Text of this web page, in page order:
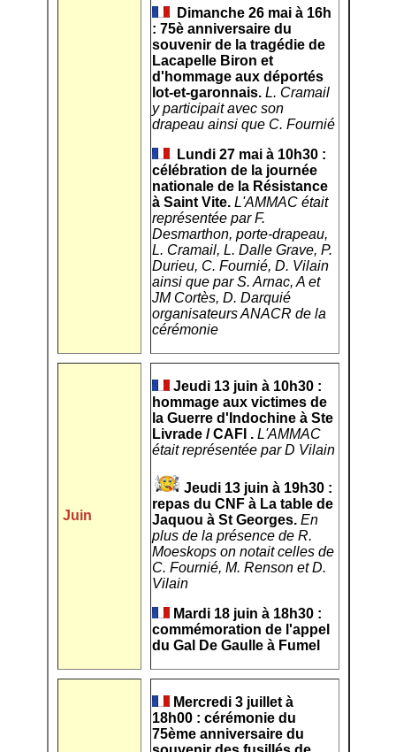
Dimanche 26 mai à 16h
: 75è anniversaire du
souvenir de la tragédie de
Lacapelle Biron et
d'hommage aux déportés
lot-et-garonnais.L. Cramail
y participait avec son
drapeau ainsi que C. Fournié
Lundi 27 mai à 10h30 :
célébration de la journée
nationale de la Résistance
à Saint Vite. L'AMMAC était
représentée par F.
Desmarthon, porte-drapeau,
L. Cramail, L. Dalle Grave, P.
Durieu, C. Fournié, D. Vilain
ainsi que par S. Arnac, A et
JM Cortès, D. Darquié
organisateurs ANACR de la
cérémonie
Juin
Jeudi 13 juin à 10h30 :
hommage aux victimes de
la Guerre d'Indochine à Ste
Livrade / CAFI .L'AMMAC
était représentée par D Vilain
Jeudi 13 juin à 19h30 :
repas du CNF à La table de
Jaquou à St Georges.En
plus de la présence de R.
Moeskops on notait celles de
C. Fournié, M. Renson et D.
Vilain
Mardi 18 juin à 18h30 :
commémoration de l'appel
du Gal De Gaulle à Fumel
Mercredi 3 juillet à
18h00 : cérémonie du
75ème anniversaire du